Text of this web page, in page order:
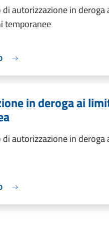
autorizzazione in
temporanee
in deroga ai
autorizzazione in